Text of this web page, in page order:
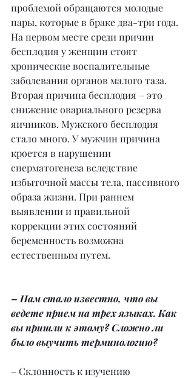
проблемой обращаются молодые
пары, которые в браке два-три года.
На первом месте среди причин
бесплодия у женщин стоят
хронические воспалительные
заболевания органов малого таза.
Вторая причина бесплодия – это
снижение овариального резерва
яичников. Мужского бесплодия
стало много. У мужчин причина
кроется в нарушении
сперматогенеза вследствие
избыточной массы тела, пассивного
образа жизни. При раннем
выявлении и правильной
коррекции этих состояний
беременность возможна
естественным путем.
– Нам стало известно, что вы
ведете прием на трех языках. Как
вы пришли к этому? Сложно ли
было выучить терминологию?
– Склонность к изучению